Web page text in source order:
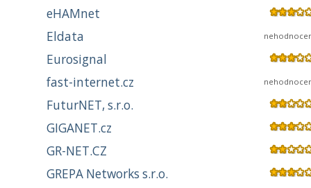
eHAMnet
Eldata
Eurosignal
fast-internet.cz
FuturNET, s.r.o.
GIGANET.cz
GR-NET.CZ
GREPA Networks s.r.o.